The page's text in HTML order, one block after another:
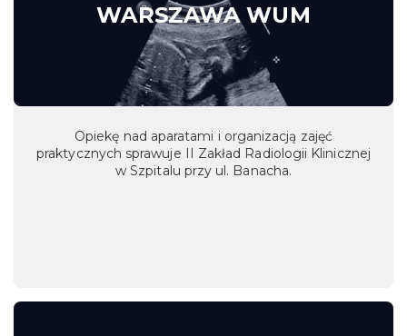
WARSZAWA WUM
Opiekę nad aparatami i organizacją zajęć
praktycznych sprawuje II Zakład Radiologii Klinicznej
w Szpitalu przy ul. Banacha.